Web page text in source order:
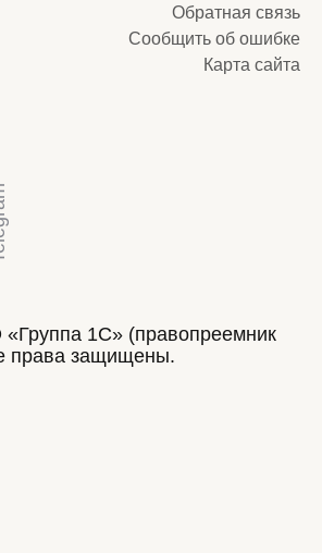
Обратная связь
Сообщить об ошибке
Карта сайта
1С» (правопреемник
защищены.